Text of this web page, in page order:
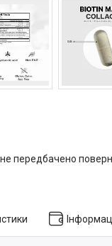
не передбачено